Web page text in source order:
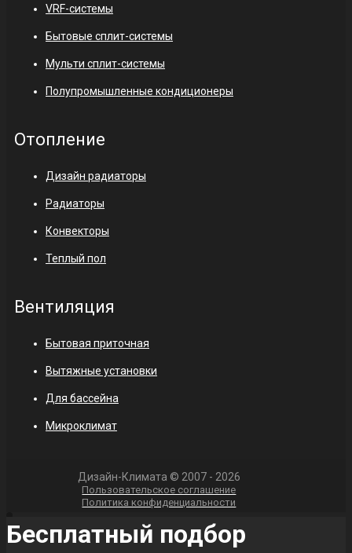
VRF-системы
Бытовые сплит-системы
Мульти сплит-системы
Полупромышленные кондиционеры
Отопление
Дизайн радиаторы
Радиаторы
Конвекторы
Теплый пол
Вентиляция
Бытовая приточная
Вытяжные установки
Для бассейна
Микроклимат
Дизайн-Климата © 2007 - 2026
Пользовательское соглашение
Политика конфиденциальности
Бесплатный подбор